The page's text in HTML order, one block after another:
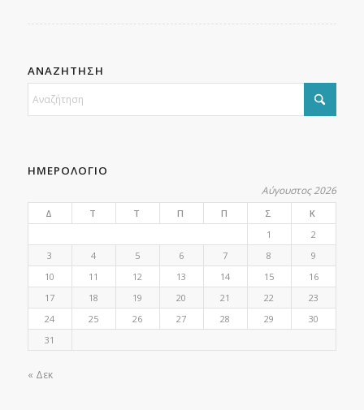
ΑΝΑΖΗΤΗΣΗ
ΗΜΕΡΟΛΟΓΙΟ
Αύγουστος 2026
Δ Τ Τ Π Π Σ
Κ
1
2
3
4 5 6 7 8
9
10
11 12 13 14 15
16
17
18 19 20 21 22
23
24
25 26 27 28 29
30
31
« Δεκ